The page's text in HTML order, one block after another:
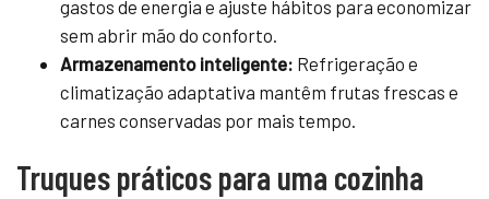
gastos de energia e ajuste hábitos para economizar
sem abrir mão do conforto.
Armazenamento inteligente: Refrigeração e
climatização adaptativa mantêm frutas frescas e
carnes conservadas por mais tempo.
Truques práticos para uma cozinha